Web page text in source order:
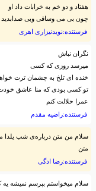
هفتاد و دو خم به خرابات داد او
چون بی می وساقی وبی صدابدید
فرستنده:نویدنیزاری اهری
نگران نباش
میرسد روزی که کسی
خنده ای تلخ به چشمان ترت
تو کسی بودی که منا عاشق خودت
عمرا حلالت کنم
فرستنده:راضیه مقدم
سلام من متن درباره‌ی شب یلدا
متن
فرستنده:رضا ادگی
سلام میخواستم بپرسم نمیشه یه